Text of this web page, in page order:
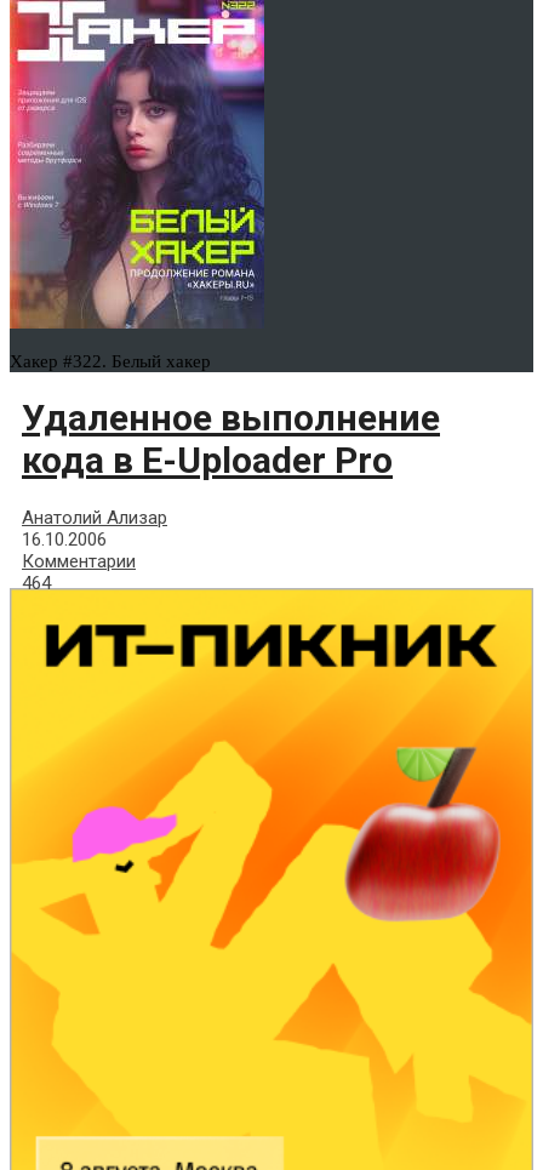
Хакер #322. Белый хакер
Удаленное выполнение
кода в E-Uploader Pro
Анатолий Ализар
16.10.2006
Комментарии
464